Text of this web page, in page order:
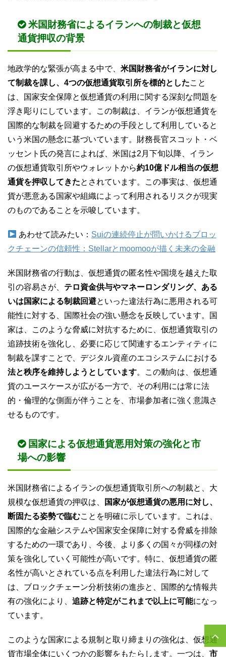
米国財務省によるイランへの制裁と仮想
通貨押収の背景
地政学的な緊張が高まる中で、 米国財務省がイランに対し
て制裁を課し、4つの仮想通貨取引所を標的としたこと
は、国家安全保障と仮想通貨の利用に関する深刻な問題を
浮き彫りにしています。この制裁は、イランが仮想通貨を
国際的な制裁を回避するための手段として利用していると
いう米国の懸念に基づいています。財務長官スコット・ベ
ッセント氏の発言によれば、米国は2月下旬以降、イラン
の仮想通貨取引所やウォレットから約10億ドル相当の仮想
通貨を押収してきたとされています。この事実は、仮想通
貨が悪意ある国家や組織によって利用されるリスクが現実
のものであることを示唆しています。
あわせて読みたい： Suiの連続停止が問いかけるブロッ
クチェーンの信頼性：Stellarとmoomooが描く未来の金融
米国財務省の行動は、仮想通貨の匿名性や国境を越えた取
引の容易さが、 テロ資金供与やマネーロンダリング、ある
いは国家による制裁回避といった違法行為に悪用される可
能性に対する、国際社会の強い懸念を反映しています。国
家は、このような脅威に対抗するために、仮想通貨取引の
追跡技術を強化し、必要に応じて関連するエンティティに
制裁を課すことで、デジタル資産のエコシステムにおける
法と秩序を維持しようとしています。この動向は、仮想通
貨のユースケースが広がる一方で、その利用には常に法
的・倫理的な側面が伴うことを、市場参加者に強く意識さ
せるものです。
国家による仮想通貨悪用対策の強化と市
場への影響
米国財務省によるイランの仮想通貨取引所への制裁と、大
規模な仮想通貨の押収は、
国家が仮想通貨の悪用に対し、
断固たる姿勢で臨むことを明確に示しています。これは、
国際的な金融システムや国家安全保障に対する脅威を排除
するための一環であり、今後、より多くの国々が同様の対
策を強化していく可能性が高いです。特に、仮想通貨の匿
名性が高いとされている点を利用した違法行為に対して
は、ブロックチェーン分析技術の進歩と、国際的な情報共
有の強化により、 追跡と特定がこれまで以上に可能になっ
ています。
このような国家による規制と取り締まりの強化は、仮想通
貨市場全体にいくつかの影響をもたらします。一つは、 市